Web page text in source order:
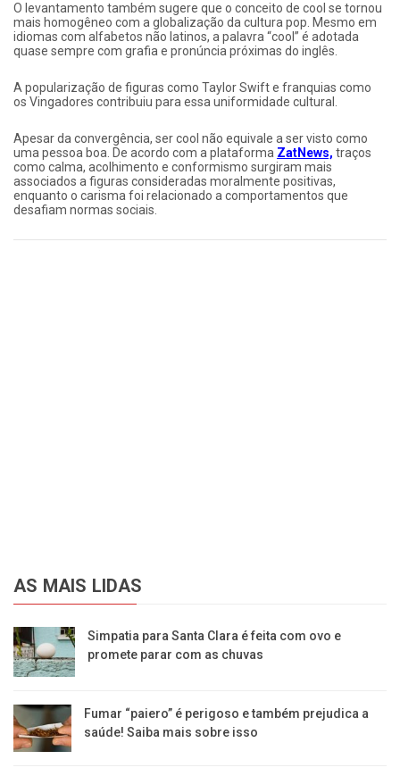
O levantamento também sugere que o conceito de cool se tornou
mais homogêneo com a globalização da cultura pop. Mesmo em
idiomas com alfabetos não latinos, a palavra “cool” é adotada
quase sempre com grafia e pronúncia próximas do inglês.
A popularização de figuras como Taylor Swift e franquias como
os Vingadores contribuiu para essa uniformidade cultural.
Apesar da convergência, ser cool não equivale a ser visto como
uma pessoa boa. De acordo com a plataforma ZatNews, traços
como calma, acolhimento e conformismo surgiram mais
associados a figuras consideradas moralmente positivas,
enquanto o carisma foi relacionado a comportamentos que
desafiam normas sociais.
AS MAIS LIDAS
Simpatia para Santa Clara é feita com ovo e
promete parar com as chuvas
Fumar “paiero” é perigoso e também prejudica a
saúde! Saiba mais sobre isso